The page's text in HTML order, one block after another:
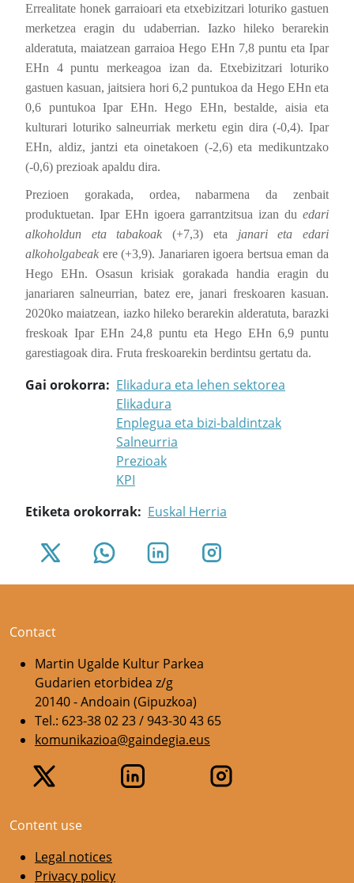
Errealitate honek garraioari eta etxebizitzari loturiko gastuen
merketzea eragin du udaberrian. Iazko hileko berarekin
alderatuta, maiatzean garraioa Hego EHn 7,8 puntu eta Ipar
EHn 4 puntu merkeagoa izan da. Etxebizitzari loturiko
gastuen kasuan, jaitsiera hori 6,2 puntukoa da Hego EHn eta
0,6 puntukoa Ipar EHn. Hego EHn, bestalde, aisia eta
kulturari loturiko salneurriak merketu egin dira (-0,4). Ipar
EHn, aldiz, jantzi eta oinetakoen (-2,6) eta medikuntzako
(-0,6) prezioak apaldu dira.
Prezioen gorakada, ordea, nabarmena da zenbait
produktuetan. Ipar EHn igoera garrantzitsua izan du edari
alkoholdun eta tabakoak (+7,3) eta janari eta edari
alkoholgabeak ere (+3,9). Janariaren igoera bertsua eman da
Hego EHn. Osasun krisiak gorakada handia eragin du
janariaren salneurrian, batez ere, janari freskoaren kasuan.
2020ko maiatzean, iazko hileko berarekin alderatuta, barazki
freskoak Ipar EHn 24,8 puntu eta Hego EHn 6,9 puntu
garestiagoak dira. Fruta freskoarekin berdintsu gertatu da.
Gai orokorra
Elikadura eta lehen sektorea
Elikadura
Enplegua eta bizi-baldintzak
Salneurria
Prezioak
KPI
Etiketa orokorrak
Euskal Herria
Contact
Martin Ugalde Kultur Parkea
Gudarien etorbidea z/g
20140 - Andoain (Gipuzkoa)
Tel.: 623-38 02 23 / 943-30 43 65
komunikazioa@gaindegia.eus
Content use
Legal notices
Privacy policy